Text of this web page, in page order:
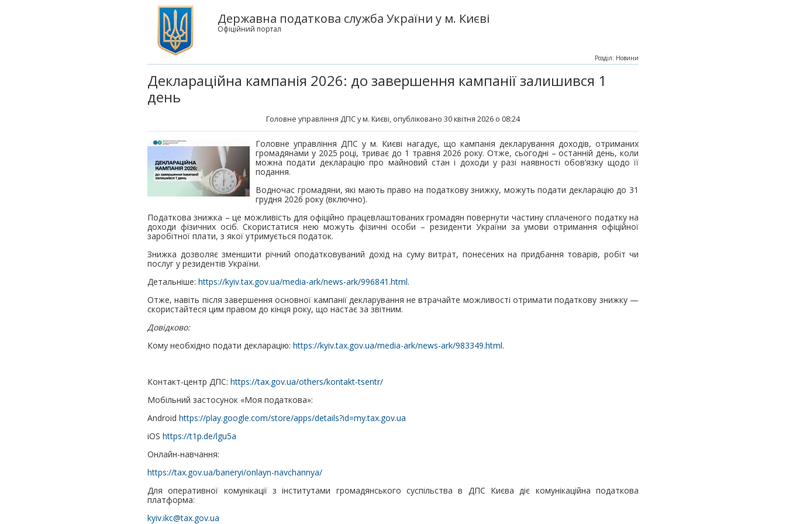
Державна податкова служба України у м. Києві
Офіційний портал
Деклараційна кампанія 2026: до завершення кампанії залишився 1
день
Головне управління ДПС у м. Києві, опубліковано 30 квітня 2026 о 08:24
Розділ: Новини
Головне управління ДПС у м. Києві нагадує, що кампанія декларування доходів, отриманих
громадянами у 2025 році, триває до 1 травня 2026 року. Отже, сьогодні – останній день, коли
можна подати декларацію про майновий стан і доходи у разі наявності обов’язку щодо її
подання.
Водночас громадяни, які мають право на податкову знижку, можуть подати декларацію до 31
грудня 2026 року (включно).
Податкова знижка – це можливість для офіційно працевлаштованих громадян повернути частину сплаченого податку на
доходи фізичних осіб. Скористатися нею можуть фізичні особи – резиденти України за умови отримання офіційної
заробітної плати, з якої утримується податок.
Знижка дозволяє зменшити річний оподатковуваний дохід на суму витрат, понесених на придбання товарів, робіт чи
послуг у резидентів України.
Детальніше: https://kyiv.tax.gov.ua/media-ark/news-ark/996841.html.
Отже, навіть після завершення основної кампанії декларування не втрачайте можливості отримати податкову знижку —
скористайтеся цим правом до кінця року, що настає за звітним.
Довідково:
Кому необхідно подати декларацію: https://kyiv.tax.gov.ua/media-ark/news-ark/983349.html.
Контакт-центр ДПС: https://tax.gov.ua/others/kontakt-tsentr/
Мобільний застосунок «Моя податкова»:
Android https://play.google.com/store/apps/details?id=my.tax.gov.ua
iOS https://t1p.de/lgu5a
Онлайн-навчання:
https://tax.gov.ua/baneryi/onlayn-navchannya/
Для оперативної комунікації з інститутами громадянського суспільства в ДПС Києва діє комунікаційна податкова
платформа:
kyiv.ikc@tax.gov.ua